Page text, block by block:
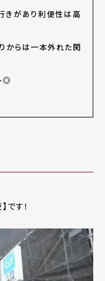
きがあり利便性は高
からは一本外れた閑
◎
です！